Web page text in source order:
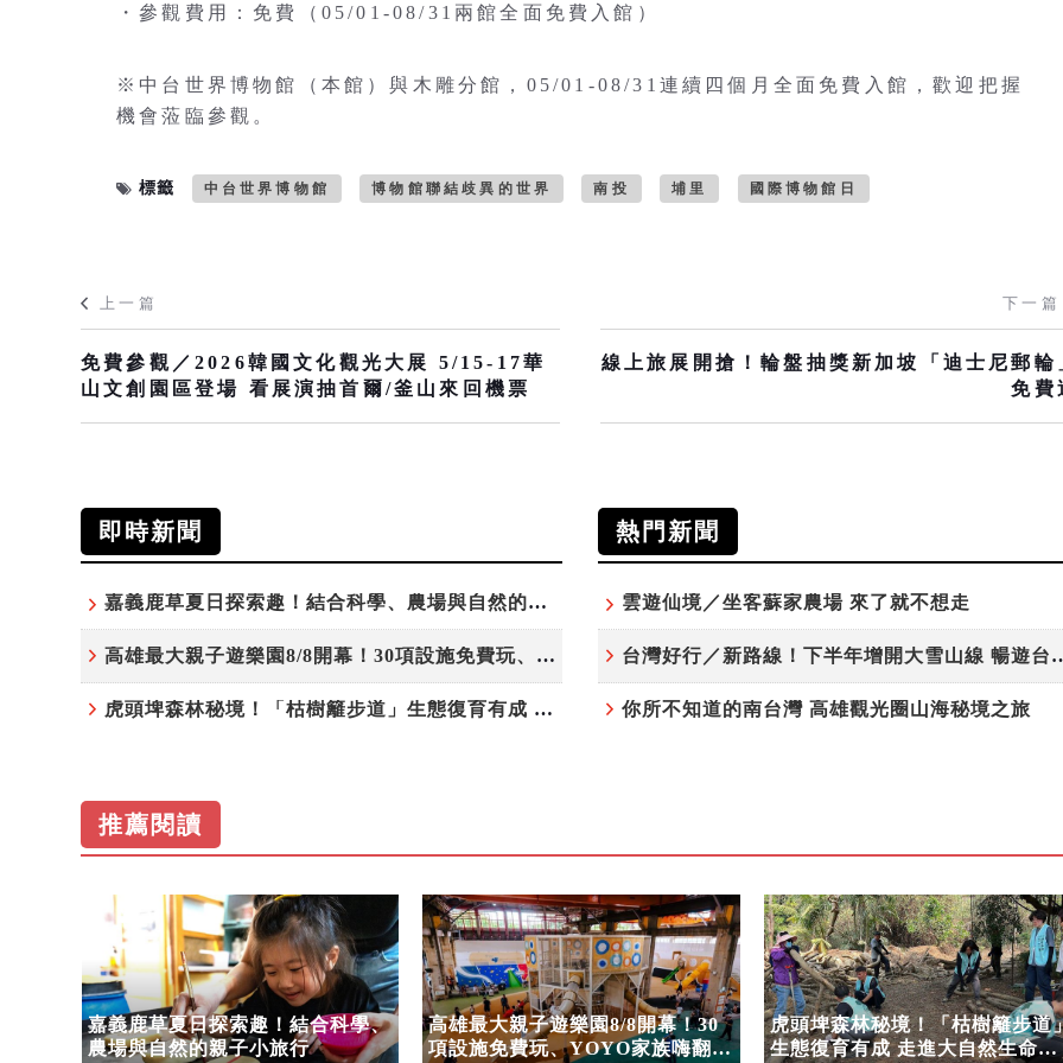
・參觀費用：免費（05/01-08/31兩館全面免費入館）
※中台世界博物館（本館）與木雕分館，05/01-08/31連續四個月全面免費入館，歡迎把握
機會蒞臨參觀。
標籤 中台世界博物館 博物館聯結歧異的世界 南投 埔里 國際博物館日
上一篇
免費參觀／2026韓國文化觀光大展 5/15-17華
山文創園區登場 看展演抽首爾/釜山來回機票
下一篇
線上旅展開搶！輪盤抽獎新加坡「迪士尼郵輪
免費
即時新聞
嘉義鹿草夏日探索趣！結合科學、農場與自然的親子小旅行
高雄最大親子遊樂園8/8開幕！30項設施免費玩、YOYO家族嗨翻暑假
虎頭埤森林秘境！「枯樹籬步道」生態復育有成 走進大自然生命教室
熱門新聞
雲遊仙境／坐客蘇家農場 來了就不想走
台灣好行／新路線！下
你所不知道的南台灣 高雄觀光圈山海秘境之旅
推薦閱讀
嘉義鹿草夏日探索趣！結合科學、
農場與自然的親子小旅行
高雄最大親子遊樂園8/8開幕！30
項設施免費玩、YOYO家族嗨翻暑
虎頭埤森林秘境！「枯樹籬步道
生態復育有成 走進大自然生命教